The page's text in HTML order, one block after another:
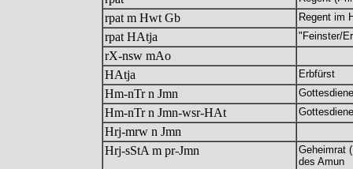
rpat m Hwt Gb Regent im
rpat HAtja "Feinster/
rX-nsw mAo
HAtja
Erbfürst
Hm-nTr n Jmn
Hm-nTr n Jmn-wsr-HAt
Hrj-mrw n Jmn
Hrj-sStA m pr-Jmn
Geheimrat
des Amun